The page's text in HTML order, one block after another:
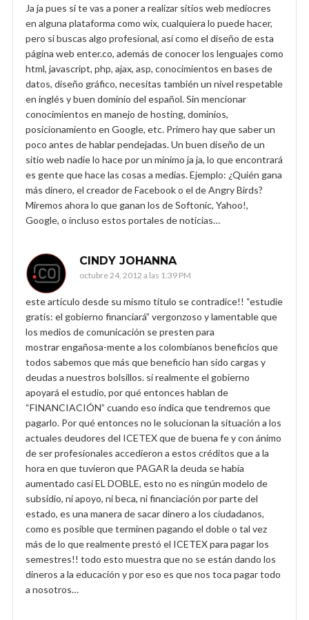
Ja ja pues si te vas a poner a realizar sitios web mediocres
en alguna plataforma como wix, cualquiera lo puede hacer,
pero si buscas algo profesional, así como el diseño de esta
página web enter.co, además de conocer los lenguajes como
html, javascript, php, ajax, asp, conocimientos en bases de
datos, diseño gráfico, necesitas también un nivel respetable
en inglés y buen dominio del español. Sin mencionar
conocimientos en manejo de hosting, dominios,
posicionamiento en Google, etc. Primero hay que saber un
poco antes de hablar pendejadas. Un buen diseño de un
sitio web nadie lo hace por un minimo ja ja, lo que encontrará
es gente que hace las cosas a medias. Ejemplo: ¿Quién gana
más dinero, el creador de Facebook o el de Angry Birds?
Miremos ahora lo que ganan los de Softonic, Yahoo!,
Google, o incluso estos portales de noticias…
CINDY JOHANNA
octubre 24, 2012 a las 1:39 PM
este artículo desde su mismo título se contradice!! “estudie
gratis: el gobierno financiará” vergonzoso y lamentable que
los medios de comunicación se presten para
mostrar engañosa-mente a los colombianos beneficios que
todos sabemos que más que beneficio han sido cargas y
deudas a nuestros bolsillos. si realmente el gobierno
apoyará el estudio, por qué entonces hablan de
“FINANCIACIÓN” cuando eso indica que tendremos que
pagarlo. Por qué entonces no le solucionan la situación a los
actuales deudores del ICETEX que de buena fe y con ánimo
de ser profesionales accedieron a estos créditos que a la
hora en que tuvieron que PAGAR la deuda se había
aumentado casi EL DOBLE, esto no es ningún modelo de
subsidio, ni apoyo, ni beca, ni financiación por parte del
estado, es una manera de sacar dinero a los ciudadanos,
como es posible que terminen pagando el doble o tal vez
más de lo que realmente prestó el ICETEX para pagar los
semestres!! todo esto muestra que no se están dando los
dineros a la educación y por eso es que nos toca pagar todo
a nosotros…